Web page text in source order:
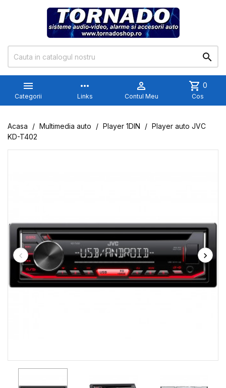


Categorii
more_horiz
Links

Contul Meu
shopping_cart 0
Cos
Acasa Multimedia auto Player 1DIN
Player auto JVC
KD-T402